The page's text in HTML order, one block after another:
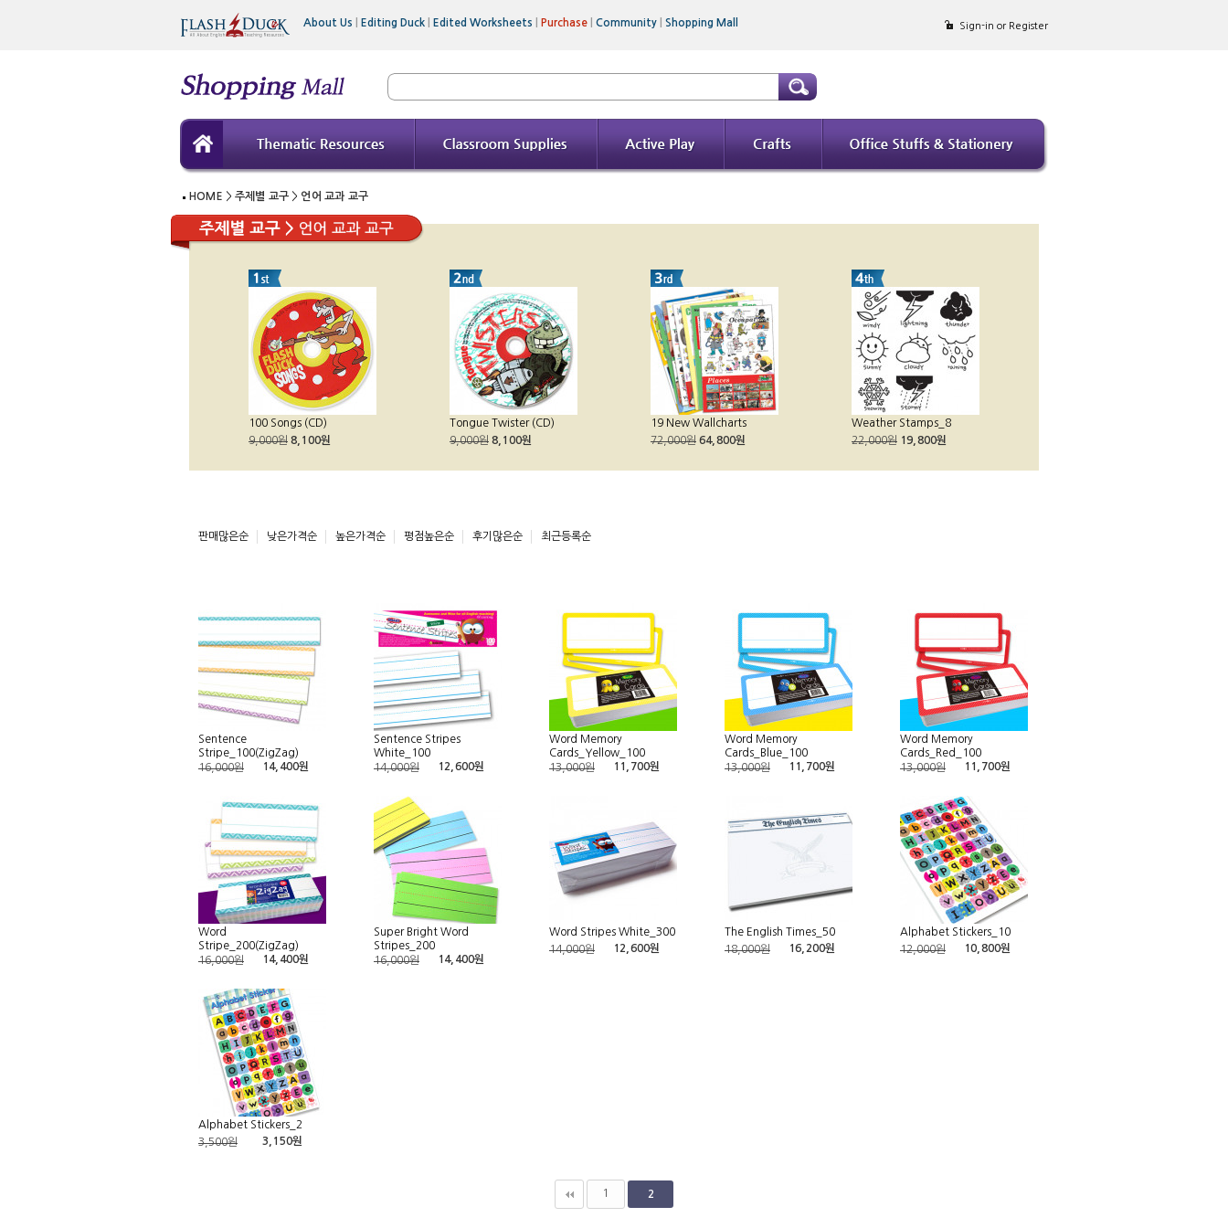
About Us Editing Duck Edited Worksheets Purchase Community Shopping Mall Sign-in or Register
HOME > 주제별 교구 > 언어 교과 교구
100 Songs (CD)
9,000원 8,100원
Tongue Twister (CD)
9,000원 8,100원
19 New Wallcharts
72,000원 64,800원
Weather Stamps_8
22,000원 19,800원
판매많은순 낮은가격순 높은가격순 평점높은순 후기많은순 최근등록순
Sentence
Stripe_100(ZigZag)
16,000원
14,400원
Sentence Stripes
White_100
14,000원
12,600원
Word Memory
Cards_Yellow_100
13,000원
11,700원
Word Memory
Cards_Blue_100
13,000원
11,700원
Word Memory
Cards_Red_100
13,000원
11,700원
Word
Stripe_200(ZigZag)
16,000원
14,400원
Super Bright Word
Stripes_200
16,000원
14,400원
Word Stripes White_300
14,000원
12,600원
The English Times_50
18,000원
16,200원
Alphabet Stickers_10
12,000원
10,800원
Alphabet Stickers_2
3,500원
3,150원
1 2